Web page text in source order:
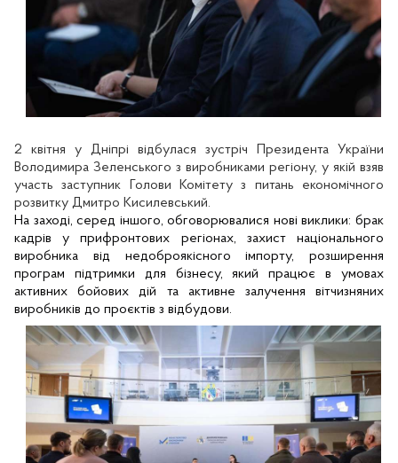
2 квітня у Дніпрі відбулася зустріч Президента України
Володимира Зеленського з виробниками регіону, у якій взяв
участь заступник Голови Комітету з питань економічного
розвитку Дмитро Кисилевський.
На заході, серед іншого, обговорювалися нові виклики: брак
кадрів у прифронтових регіонах, захист національного
виробника від недоброякісного імпорту, розширення
програм підтримки для бізнесу, який працює в умовах
активних бойових дій та активне залучення вітчизняних
виробників до проєктів з відбудови.